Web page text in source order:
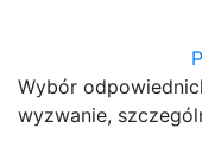
Wybór
wyzwanie,